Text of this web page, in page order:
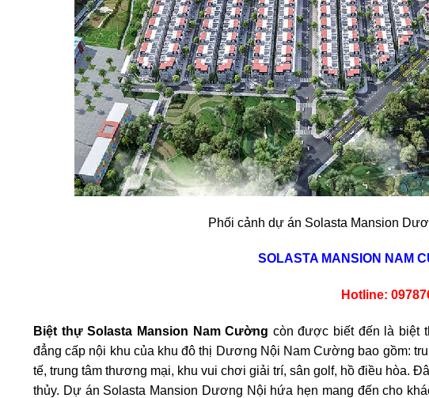
Phối cảnh dự án Solasta Mansion
SOLASTA MANSION NAM
Hotline:
Biệt thự Solasta Mansion Nam Cường còn được biết đến là biệt
đẳng cấp nội khu của khu đô thị Dương Nội Nam Cường bao gồm:
tế, trung tâm thương mại, khu vui chơi giải trí, sân golf, hồ điều hòa.
thủy. Dự án Solasta Mansion Dương Nội hứa hẹn mang đến cho